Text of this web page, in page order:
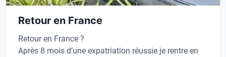
Retour en France
Retour en France ?
Après 8 mois d’une expatriation réussie je rentre en